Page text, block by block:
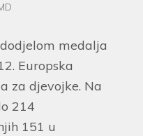
medalja
Europska
za djevojke. Na
214
151 u